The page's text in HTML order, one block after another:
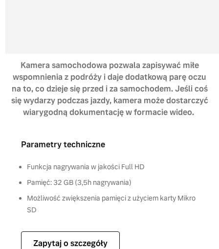
Kamera samochodowa pozwala zapisywać miłe
wspomnienia z podróży i daje dodatkową parę oczu
na to, co dzieje się przed i za samochodem. Jeśli coś
się wydarzy podczas jazdy, kamera może dostarczyć
wiarygodną dokumentację w formacie wideo.
Parametry techniczne
Funkcja nagrywania w jakości Full HD
Pamięć: 32 GB (3,5h nagrywania)
Możliwość zwiększenia pamięci z użyciem karty Mikro
SD
Zapytaj o szczegóły